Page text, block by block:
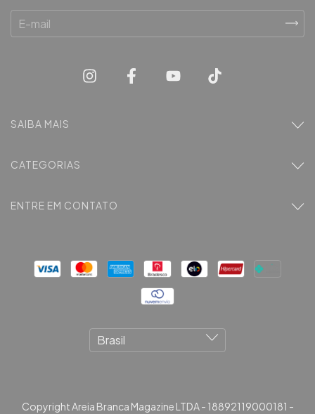
SAIBA MAIS
CATEGORIAS
ENTRE EM CONTATO
Copyright Areia Branca Magazine LTDA - 18892119000181 -